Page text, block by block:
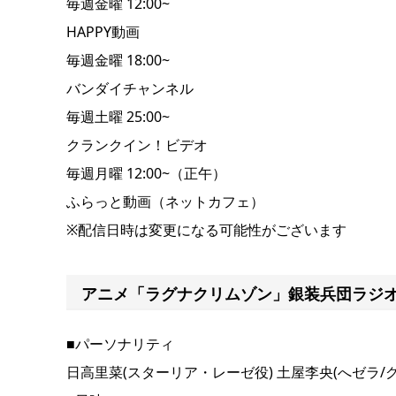
HAPPY動画
毎週金曜 18:00~
バンダイチャンネル
毎週土曜 25:00~
クランクイン！ビデオ
毎週月曜 12:00~（正午）
ふらっと動画（ネットカフェ）
※配信日時は変更になる可能性がございます
アニメ「ラグナクリムゾン」銀装兵団ラジ
■パーソナリティ
日高里菜(スターリア・レーゼ役) 土屋李央(へゼラ/